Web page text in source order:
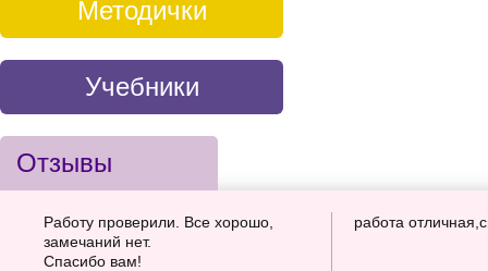
Методички
Учебники
Отзывы
Работу проверили. Все хорошо,
замечаний нет.
Спасибо вам!
работа